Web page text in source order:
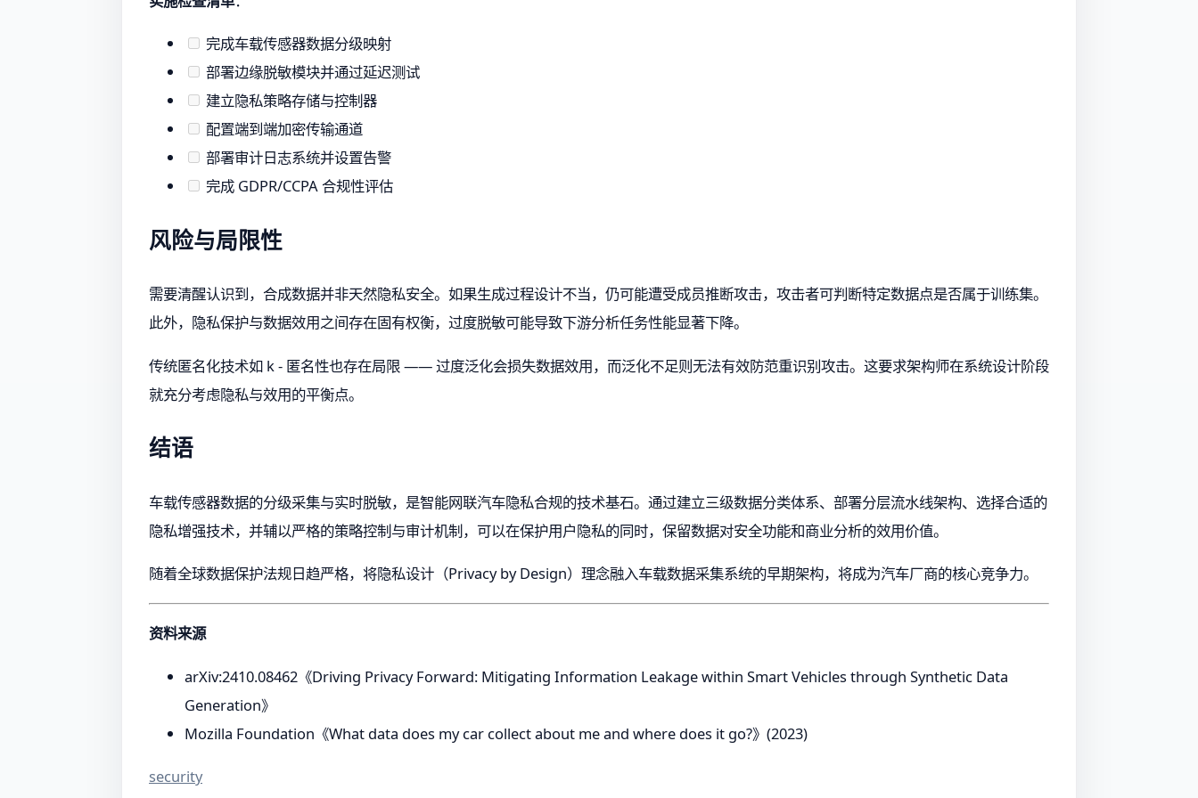
完成车载传感器数据分级映射
部署边缘脱敏模块并通过延迟测试
建立隐私策略存储与控制器
配置端到端加密传输通道
部署审计日志系统并设置告警
完成 GDPR/CCPA 合规性评估
风险与局限性
需要清醒认识到，合成数据并非天然隐私安全。如果生成过程设计不当，仍可能遭受成员推断攻击，攻击者可判断特定数据点是否属于训练集。
此外，隐私保护与数据效用之间存在固有权衡，过度脱敏可能导致下游分析任务性能显著下降。
传统匿名化技术如 k - 匿名性也存在局限 —— 过度泛化会损失数据效用，而泛化不足则无法有效防范重识别攻击。这要求架构师在系统设计阶段
就充分考虑隐私与效用的平衡点。
结语
车载传感器数据的分级采集与实时脱敏，是智能网联汽车隐私合规的技术基石。通过建立三级数据分类体系、部署分层流水线架构、选择合适的
隐私增强技术，并辅以严格的策略控制与审计机制，可以在保护用户隐私的同时，保留数据对安全功能和商业分析的效用价值。
随着全球数据保护法规日趋严格，将隐私设计（Privacy by Design）理念融入车载数据采集系统的早期架构，将成为汽车厂商的核心竞争力。
资料来源
arXiv:2410.08462《Driving Privacy Forward: Mitigating Information Leakage within Smart Vehicles through Synthetic Data
Generation》
Mozilla Foundation《What data does my car collect about me and where does it go?》(2023)
security